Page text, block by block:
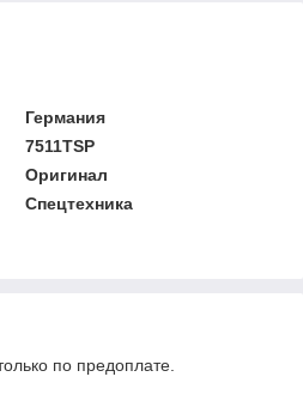
Германия
7511TSP
Оригинал
Спецтехника
по предоплате.